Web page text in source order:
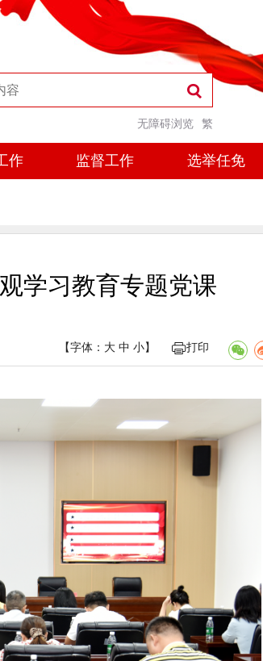
繁
无障碍浏览
作 监督工作 选举任免
学习教育专题党课
【字体： 大 中 小】 打印